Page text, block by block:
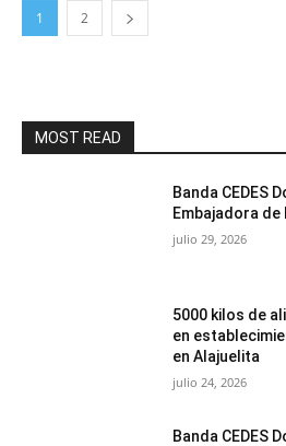
1 2
MOST READ
Banda CEDES
Embajadora de
julio 29, 2026
5000 kilos de
en
en Alajuelita
julio 24, 2026
Banda CEDES